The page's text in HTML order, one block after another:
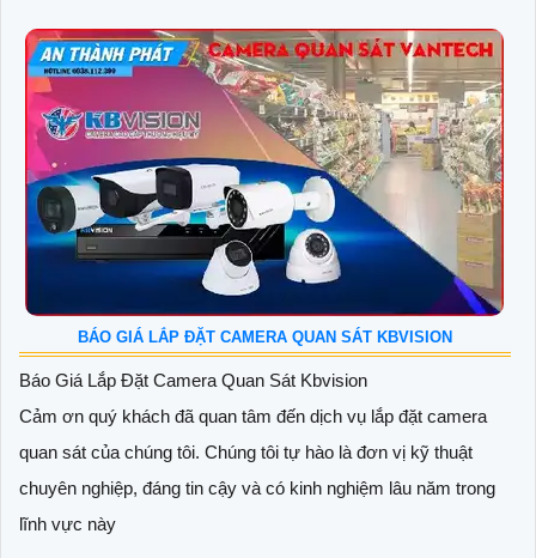
BÁO GIÁ LẮP ĐẶT CAMERA QUAN SÁT KBVISION
Báo Giá Lắp Đặt Camera Quan Sát Kbvision
Cảm ơn quý khách đã quan tâm đến dịch vụ lắp đặt camera
quan sát của chúng tôi. Chúng tôi tự hào là đơn vị kỹ thuật
chuyên nghiệp, đáng tin cậy và có kinh nghiệm lâu năm trong
lĩnh vực này